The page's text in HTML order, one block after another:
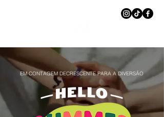
EM CONTAGEM DECRESCENTE PARA A DIVERSÃO